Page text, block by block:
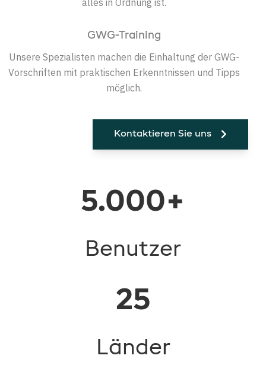
GWG-Training
Unsere Spezialisten machen die Einhaltung der GWG-
Vorschriften mit praktischen Erkenntnissen und Tipps
möglich.
Kontaktieren Sie uns
5.000+
Benutzer
25
Länder